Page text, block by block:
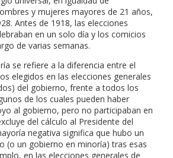
y mujeres mayores de 21 años,
Antes de 1918, las elecciones
en un solo día y los comicios
de varias semanas.
se refiere a la diferencia entre el
elegidos en las elecciones generales
del gobierno, frente a todos los
de los cuales pueden haber
al gobierno, pero no participaban en
del cálculo al Presidente del
negativa significa que hubo un
(o un gobierno en minoría) tras esas
en las elecciones generales de